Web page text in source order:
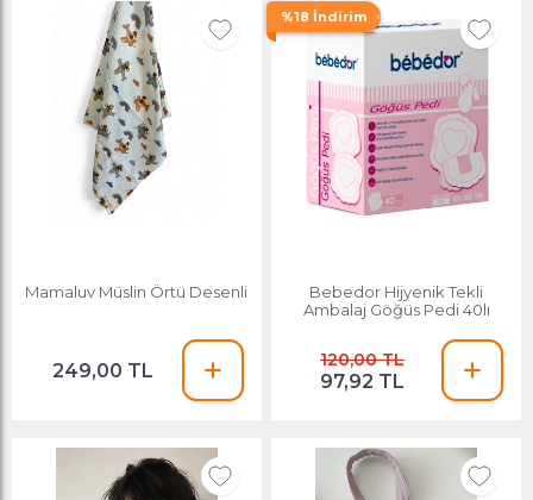
Mamaluv Müslin Örtü Desenli
249,00 TL
%18 İndirim
Bebedor Hijyenik Tekli
Ambalaj Göğüs Pedi 40lı
120,00 TL
97,92 TL